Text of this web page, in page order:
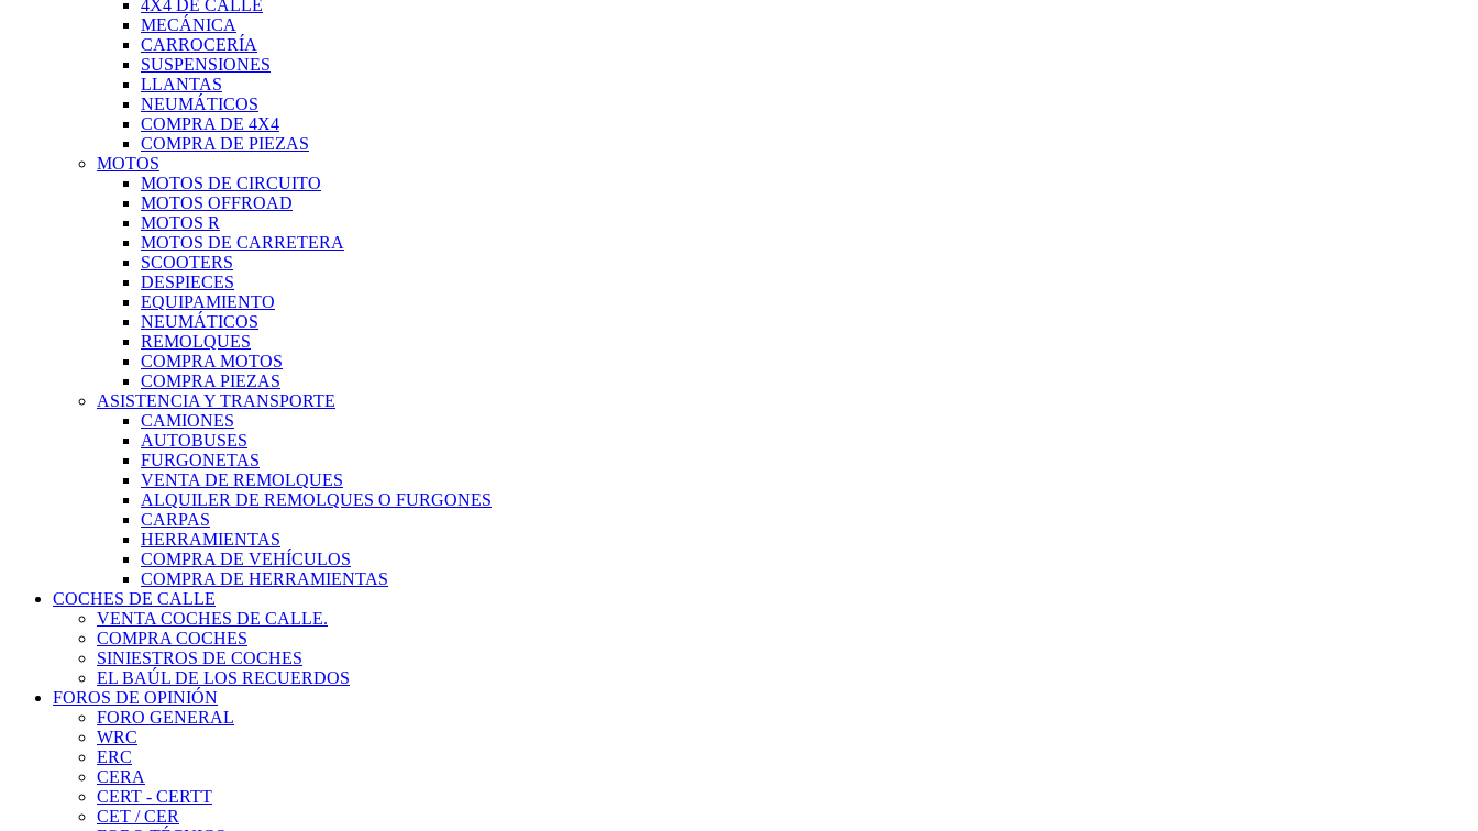
4X4 DE CALLE
MECÁNICA
CARROCERÍA
SUSPENSIONES
LLANTAS
NEUMÁTICOS
COMPRA DE 4X4
COMPRA DE PIEZAS
MOTOS
MOTOS DE CIRCUITO
MOTOS OFFROAD
MOTOS R
MOTOS DE CARRETERA
SCOOTERS
DESPIECES
EQUIPAMIENTO
NEUMÁTICOS
REMOLQUES
COMPRA MOTOS
COMPRA PIEZAS
ASISTENCIA Y TRANSPORTE
CAMIONES
AUTOBUSES
FURGONETAS
VENTA DE REMOLQUES
ALQUILER DE REMOLQUES O FURGONES
CARPAS
HERRAMIENTAS
COMPRA DE VEHÍCULOS
COMPRA DE HERRAMIENTAS
COCHES DE CALLE
VENTA COCHES DE CALLE.
COMPRA COCHES
SINIESTROS DE COCHES
EL BAÚL DE LOS RECUERDOS
FOROS DE OPINIÓN
FORO GENERAL
WRC
ERC
CERA
CERT - CERTT
CET / CER